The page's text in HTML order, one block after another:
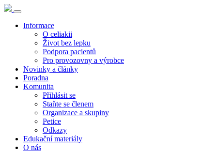
Informace
O celiakii
Život bez lepku
Podpora pacientů
Pro provozovny a výrobce
Novinky a články
Poradna
Komunita
Přihlásit se
Staňte se členem
Organizace a skupiny
Petice
Odkazy
Edukační materiály
O nás